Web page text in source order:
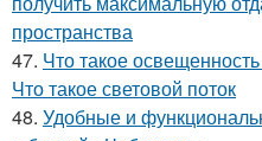
пространства
47. Что такое
Что такое световой поток
48. Удобные и